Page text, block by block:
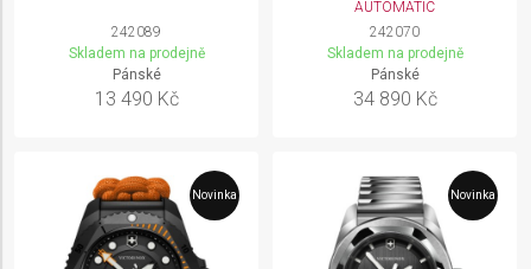
242089
Skladem na prodejně
Pánské
13 490 Kč
AUTOMATIC
242070
Skladem na prodejně
Pánské
34 890 Kč
Novinka Novinka